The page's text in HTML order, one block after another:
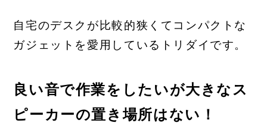
自宅のデスクが比較的狭くてコンパクトな
ガジェットを愛用しているトリダイです。
良い音で作業をしたいが大きなス
ピーカーの置き場所はない！